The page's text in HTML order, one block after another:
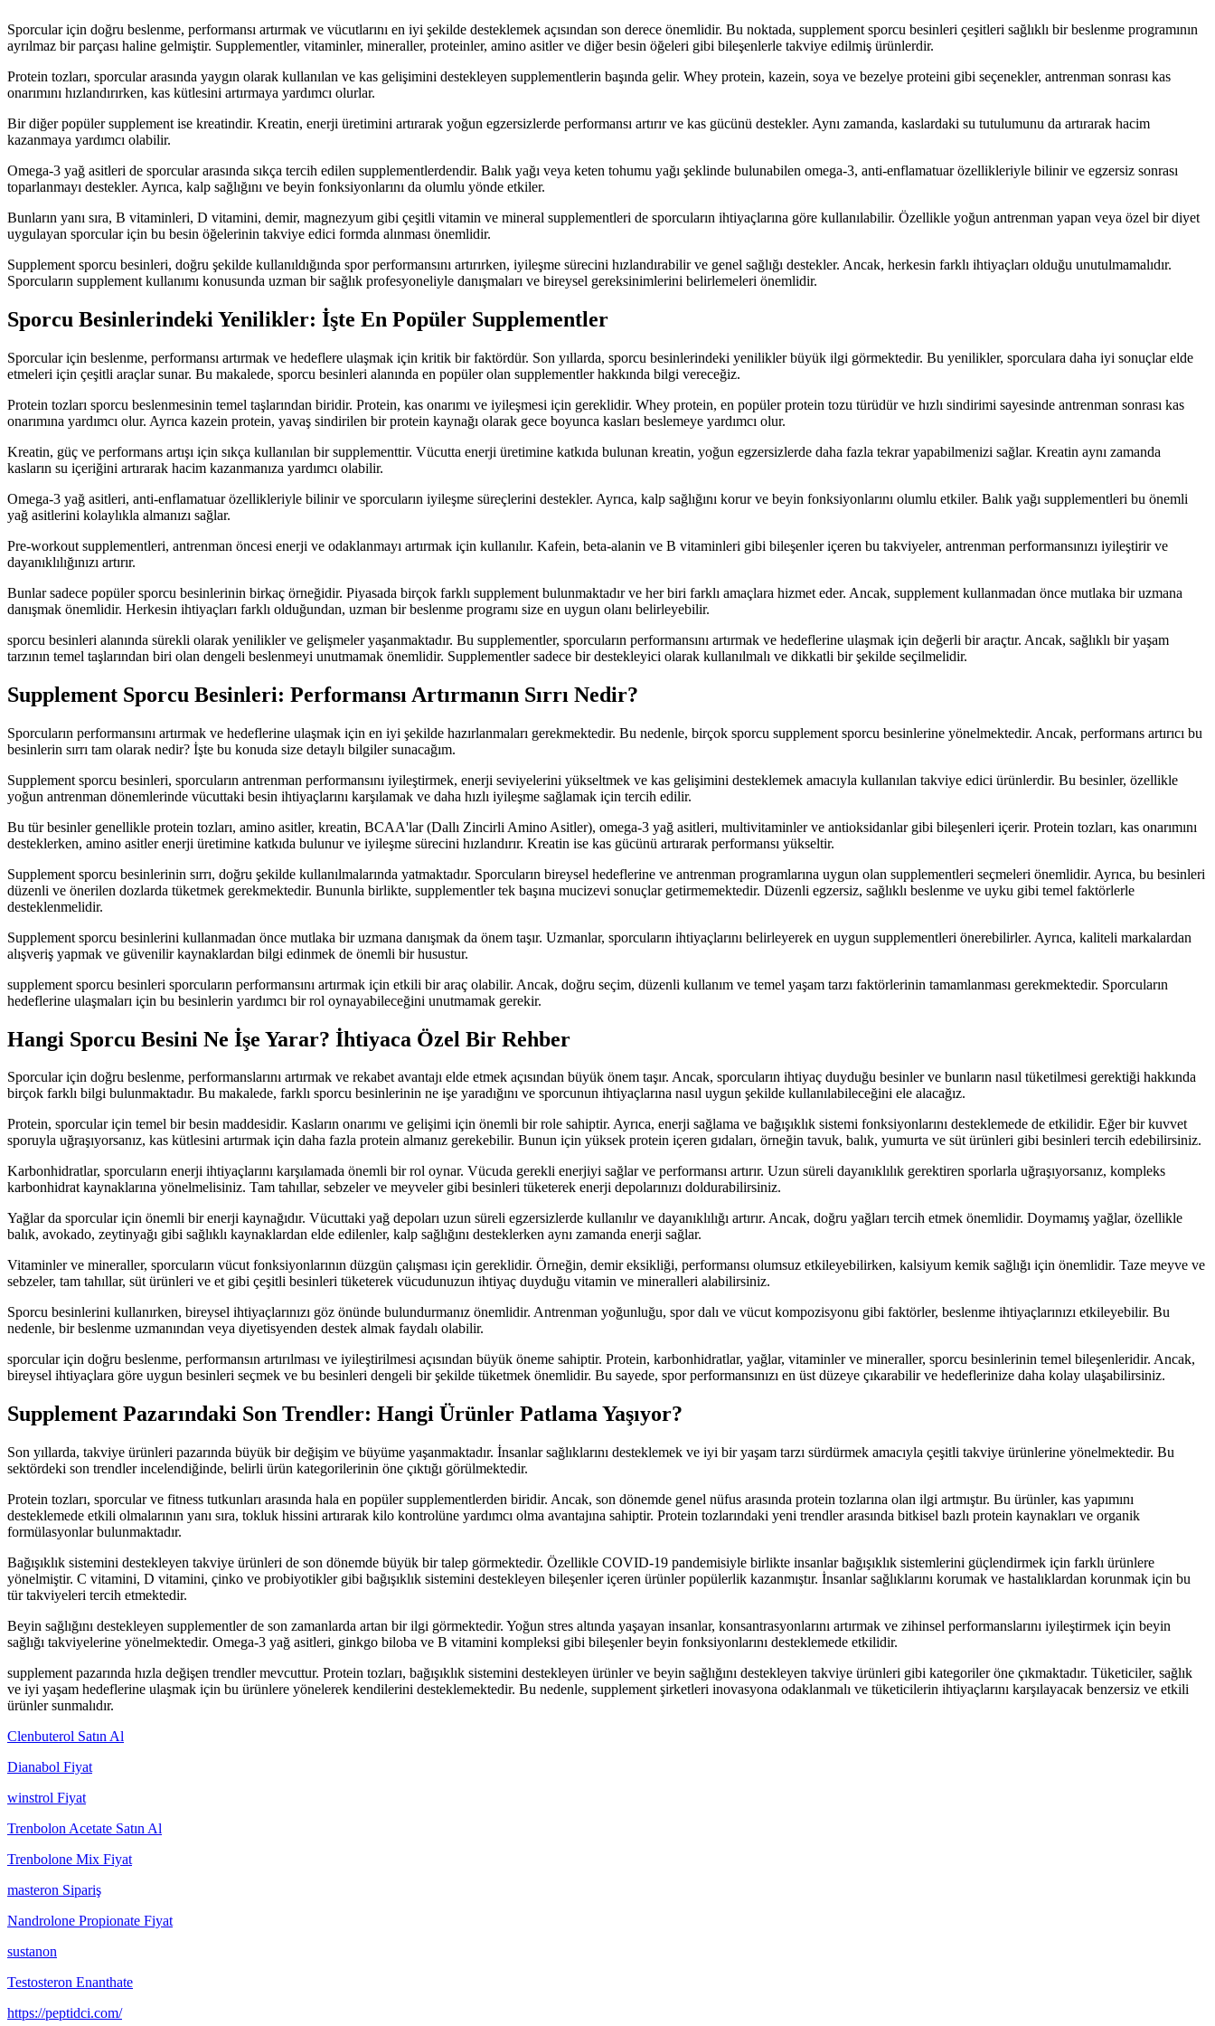
Sporcular için doğru beslenme, performansı artırmak ve vücutlarını en iyi şekilde desteklemek açısından son derece önemlidir. Bu noktada, supplement sporcu besinleri çeşitleri sağlıklı bir beslenme programının
ayrılmaz bir parçası haline gelmiştir. Supplementler, vitaminler, mineraller, proteinler, amino asitler ve diğer besin öğeleri gibi bileşenlerle takviye edilmiş ürünlerdir.
Protein tozları, sporcular arasında yaygın olarak kullanılan ve kas gelişimini destekleyen supplementlerin başında gelir. Whey protein, kazein, soya ve bezelye proteini gibi seçenekler, antrenman sonrası kas
onarımını hızlandırırken, kas kütlesini artırmaya yardımcı olurlar.
Bir diğer popüler supplement ise kreatindir. Kreatin, enerji üretimini artırarak yoğun egzersizlerde performansı artırır ve kas gücünü destekler. Aynı zamanda, kaslardaki su tutulumunu da artırarak hacim
kazanmaya yardımcı olabilir.
Omega-3 yağ asitleri de sporcular arasında sıkça tercih edilen supplementlerdendir. Balık yağı veya keten tohumu yağı şeklinde bulunabilen omega-3, anti-enflamatuar özellikleriyle bilinir ve egzersiz sonrası
toparlanmayı destekler. Ayrıca, kalp sağlığını ve beyin fonksiyonlarını da olumlu yönde etkiler.
Bunların yanı sıra, B vitaminleri, D vitamini, demir, magnezyum gibi çeşitli vitamin ve mineral supplementleri de sporcuların ihtiyaçlarına göre kullanılabilir. Özellikle yoğun antrenman yapan veya özel bir diyet
uygulayan sporcular için bu besin öğelerinin takviye edici formda alınması önemlidir.
Supplement sporcu besinleri, doğru şekilde kullanıldığında spor performansını artırırken, iyileşme sürecini hızlandırabilir ve genel sağlığı destekler. Ancak, herkesin farklı ihtiyaçları olduğu unutulmamalıdır.
Sporcuların supplement kullanımı konusunda uzman bir sağlık profesyoneliyle danışmaları ve bireysel gereksinimlerini belirlemeleri önemlidir.
Sporcu Besinlerindeki Yenilikler: İşte En Popüler Supplementler
Sporcular için beslenme, performansı artırmak ve hedeflere ulaşmak için kritik bir faktördür. Son yıllarda, sporcu besinlerindeki yenilikler büyük ilgi görmektedir. Bu yenilikler, sporculara daha iyi sonuçlar elde
etmeleri için çeşitli araçlar sunar. Bu makalede, sporcu besinleri alanında en popüler olan supplementler hakkında bilgi vereceğiz.
Protein tozları sporcu beslenmesinin temel taşlarından biridir. Protein, kas onarımı ve iyileşmesi için gereklidir. Whey protein, en popüler protein tozu türüdür ve hızlı sindirimi sayesinde antrenman sonrası kas
onarımına yardımcı olur. Ayrıca kazein protein, yavaş sindirilen bir protein kaynağı olarak gece boyunca kasları beslemeye yardımcı olur.
Kreatin, güç ve performans artışı için sıkça kullanılan bir supplementtir. Vücutta enerji üretimine katkıda bulunan kreatin, yoğun egzersizlerde daha fazla tekrar yapabilmenizi sağlar. Kreatin aynı zamanda
kasların su içeriğini artırarak hacim kazanmanıza yardımcı olabilir.
Omega-3 yağ asitleri, anti-enflamatuar özellikleriyle bilinir ve sporcuların iyileşme süreçlerini destekler. Ayrıca, kalp sağlığını korur ve beyin fonksiyonlarını olumlu etkiler. Balık yağı supplementleri bu önemli
yağ asitlerini kolaylıkla almanızı sağlar.
Pre-workout supplementleri, antrenman öncesi enerji ve odaklanmayı artırmak için kullanılır. Kafein, beta-alanin ve B vitaminleri gibi bileşenler içeren bu takviyeler, antrenman performansınızı iyileştirir ve
dayanıklılığınızı artırır.
Bunlar sadece popüler sporcu besinlerinin birkaç örneğidir. Piyasada birçok farklı supplement bulunmaktadır ve her biri farklı amaçlara hizmet eder. Ancak, supplement kullanmadan önce mutlaka bir uzmana
danışmak önemlidir. Herkesin ihtiyaçları farklı olduğundan, uzman bir beslenme programı size en uygun olanı belirleyebilir.
sporcu besinleri alanında sürekli olarak yenilikler ve gelişmeler yaşanmaktadır. Bu supplementler, sporcuların performansını artırmak ve hedeflerine ulaşmak için değerli bir araçtır. Ancak, sağlıklı bir yaşam
tarzının temel taşlarından biri olan dengeli beslenmeyi unutmamak önemlidir. Supplementler sadece bir destekleyici olarak kullanılmalı ve dikkatli bir şekilde seçilmelidir.
Supplement Sporcu Besinleri: Performansı Artırmanın Sırrı Nedir?
Sporcuların performansını artırmak ve hedeflerine ulaşmak için en iyi şekilde hazırlanmaları gerekmektedir. Bu nedenle, birçok sporcu supplement sporcu besinlerine yönelmektedir. Ancak, performans artırıcı bu
besinlerin sırrı tam olarak nedir? İşte bu konuda size detaylı bilgiler sunacağım.
Supplement sporcu besinleri, sporcuların antrenman performansını iyileştirmek, enerji seviyelerini yükseltmek ve kas gelişimini desteklemek amacıyla kullanılan takviye edici ürünlerdir. Bu besinler, özellikle
yoğun antrenman dönemlerinde vücuttaki besin ihtiyaçlarını karşılamak ve daha hızlı iyileşme sağlamak için tercih edilir.
Bu tür besinler genellikle protein tozları, amino asitler, kreatin, BCAA'lar (Dallı Zincirli Amino Asitler), omega-3 yağ asitleri, multivitaminler ve antioksidanlar gibi bileşenleri içerir. Protein tozları, kas onarımını
desteklerken, amino asitler enerji üretimine katkıda bulunur ve iyileşme sürecini hızlandırır. Kreatin ise kas gücünü artırarak performansı yükseltir.
Supplement sporcu besinlerinin sırrı, doğru şekilde kullanılmalarında yatmaktadır. Sporcuların bireysel hedeflerine ve antrenman programlarına uygun olan supplementleri seçmeleri önemlidir. Ayrıca, bu besinleri
düzenli ve önerilen dozlarda tüketmek gerekmektedir. Bununla birlikte, supplementler tek başına mucizevi sonuçlar getirmemektedir. Düzenli egzersiz, sağlıklı beslenme ve uyku gibi temel faktörlerle
desteklenmelidir.
Supplement sporcu besinlerini kullanmadan önce mutlaka bir uzmana danışmak da önem taşır. Uzmanlar, sporcuların ihtiyaçlarını belirleyerek en uygun supplementleri önerebilirler. Ayrıca, kaliteli markalardan
alışveriş yapmak ve güvenilir kaynaklardan bilgi edinmek de önemli bir husustur.
supplement sporcu besinleri sporcuların performansını artırmak için etkili bir araç olabilir. Ancak, doğru seçim, düzenli kullanım ve temel yaşam tarzı faktörlerinin tamamlanması gerekmektedir. Sporcuların
hedeflerine ulaşmaları için bu besinlerin yardımcı bir rol oynayabileceğini unutmamak gerekir.
Hangi Sporcu Besini Ne İşe Yarar? İhtiyaca Özel Bir Rehber
Sporcular için doğru beslenme, performanslarını artırmak ve rekabet avantajı elde etmek açısından büyük önem taşır. Ancak, sporcuların ihtiyaç duyduğu besinler ve bunların nasıl tüketilmesi gerektiği hakkında
birçok farklı bilgi bulunmaktadır. Bu makalede, farklı sporcu besinlerinin ne işe yaradığını ve sporcunun ihtiyaçlarına nasıl uygun şekilde kullanılabileceğini ele alacağız.
Protein, sporcular için temel bir besin maddesidir. Kasların onarımı ve gelişimi için önemli bir role sahiptir. Ayrıca, enerji sağlama ve bağışıklık sistemi fonksiyonlarını desteklemede de etkilidir. Eğer bir kuvvet
sporuyla uğraşıyorsanız, kas kütlesini artırmak için daha fazla protein almanız gerekebilir. Bunun için yüksek protein içeren gıdaları, örneğin tavuk, balık, yumurta ve süt ürünleri gibi besinleri tercih edebilirsiniz.
Karbonhidratlar, sporcuların enerji ihtiyaçlarını karşılamada önemli bir rol oynar. Vücuda gerekli enerjiyi sağlar ve performansı artırır. Uzun süreli dayanıklılık gerektiren sporlarla uğraşıyorsanız, kompleks
karbonhidrat kaynaklarına yönelmelisiniz. Tam tahıllar, sebzeler ve meyveler gibi besinleri tüketerek enerji depolarınızı doldurabilirsiniz.
Yağlar da sporcular için önemli bir enerji kaynağıdır. Vücuttaki yağ depoları uzun süreli egzersizlerde kullanılır ve dayanıklılığı artırır. Ancak, doğru yağları tercih etmek önemlidir. Doymamış yağlar, özellikle
balık, avokado, zeytinyağı gibi sağlıklı kaynaklardan elde edilenler, kalp sağlığını desteklerken aynı zamanda enerji sağlar.
Vitaminler ve mineraller, sporcuların vücut fonksiyonlarının düzgün çalışması için gereklidir. Örneğin, demir eksikliği, performansı olumsuz etkileyebilirken, kalsiyum kemik sağlığı için önemlidir. Taze meyve ve
sebzeler, tam tahıllar, süt ürünleri ve et gibi çeşitli besinleri tüketerek vücudunuzun ihtiyaç duyduğu vitamin ve mineralleri alabilirsiniz.
Sporcu besinlerini kullanırken, bireysel ihtiyaçlarınızı göz önünde bulundurmanız önemlidir. Antrenman yoğunluğu, spor dalı ve vücut kompozisyonu gibi faktörler, beslenme ihtiyaçlarınızı etkileyebilir. Bu
nedenle, bir beslenme uzmanından veya diyetisyenden destek almak faydalı olabilir.
sporcular için doğru beslenme, performansın artırılması ve iyileştirilmesi açısından büyük öneme sahiptir. Protein, karbonhidratlar, yağlar, vitaminler ve mineraller, sporcu besinlerinin temel bileşenleridir. Ancak,
bireysel ihtiyaçlara göre uygun besinleri seçmek ve bu besinleri dengeli bir şekilde tüketmek önemlidir. Bu sayede, spor performansınızı en üst düzeye çıkarabilir ve hedeflerinize daha kolay ulaşabilirsiniz.
Supplement Pazarındaki Son Trendler: Hangi Ürünler Patlama Yaşıyor?
Son yıllarda, takviye ürünleri pazarında büyük bir değişim ve büyüme yaşanmaktadır. İnsanlar sağlıklarını desteklemek ve iyi bir yaşam tarzı sürdürmek amacıyla çeşitli takviye ürünlerine yönelmektedir. Bu
sektördeki son trendler incelendiğinde, belirli ürün kategorilerinin öne çıktığı görülmektedir.
Protein tozları, sporcular ve fitness tutkunları arasında hala en popüler supplementlerden biridir. Ancak, son dönemde genel nüfus arasında protein tozlarına olan ilgi artmıştır. Bu ürünler, kas yapımını
desteklemede etkili olmalarının yanı sıra, tokluk hissini artırarak kilo kontrolüne yardımcı olma avantajına sahiptir. Protein tozlarındaki yeni trendler arasında bitkisel bazlı protein kaynakları ve organik
formülasyonlar bulunmaktadır.
Bağışıklık sistemini destekleyen takviye ürünleri de son dönemde büyük bir talep görmektedir. Özellikle COVID-19 pandemisiyle birlikte insanlar bağışıklık sistemlerini güçlendirmek için farklı ürünlere
yönelmiştir. C vitamini, D vitamini, çinko ve probiyotikler gibi bağışıklık sistemini destekleyen bileşenler içeren ürünler popülerlik kazanmıştır. İnsanlar sağlıklarını korumak ve hastalıklardan korunmak için bu
tür takviyeleri tercih etmektedir.
Beyin sağlığını destekleyen supplementler de son zamanlarda artan bir ilgi görmektedir. Yoğun stres altında yaşayan insanlar, konsantrasyonlarını artırmak ve zihinsel performanslarını iyileştirmek için beyin
sağlığı takviyelerine yönelmektedir. Omega-3 yağ asitleri, ginkgo biloba ve B vitamini kompleksi gibi bileşenler beyin fonksiyonlarını desteklemede etkilidir.
supplement pazarında hızla değişen trendler mevcuttur. Protein tozları, bağışıklık sistemini destekleyen ürünler ve beyin sağlığını destekleyen takviye ürünleri gibi kategoriler öne çıkmaktadır. Tüketiciler, sağlık
ve iyi yaşam hedeflerine ulaşmak için bu ürünlere yönelerek kendilerini desteklemektedir. Bu nedenle, supplement şirketleri inovasyona odaklanmalı ve tüketicilerin ihtiyaçlarını karşılayacak benzersiz ve etkili
ürünler sunmalıdır.
Clenbuterol Satın Al
Dianabol Fiyat
winstrol Fiyat
Trenbolon Acetate Satın Al
Trenbolone Mix Fiyat
masteron Sipariş
Nandrolone Propionate Fiyat
sustanon
Testosteron Enanthate
https://peptidci.com/